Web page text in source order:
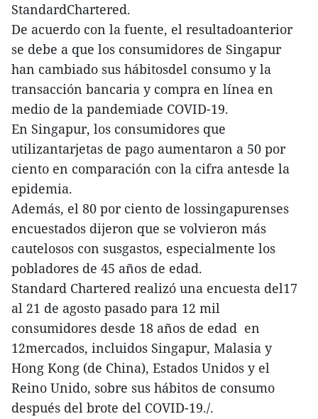
StandardChartered.
De acuerdo con la fuente, el resultadoanterior
se debe a que los consumidores de Singapur
han cambiado sus hábitosdel consumo y la
transacción bancaria y compra en línea en
medio de la pandemiade COVID-19.
En Singapur, los consumidores que
utilizantarjetas de pago aumentaron a 50 por
ciento en comparación con la cifra antesde la
epidemia.
Además, el 80 por ciento de lossingapurenses
encuestados dijeron que se volvieron más
cautelosos con susgastos, especialmente los
pobladores de 45 años de edad.
Standard Chartered realizó una encuesta del17
al 21 de agosto pasado para 12 mil
consumidores desde 18 años de edad en
12mercados, incluidos Singapur, Malasia y
Hong Kong (de China), Estados Unidos y el
Reino Unido, sobre sus hábitos de consumo
después del brote del COVID-19./.